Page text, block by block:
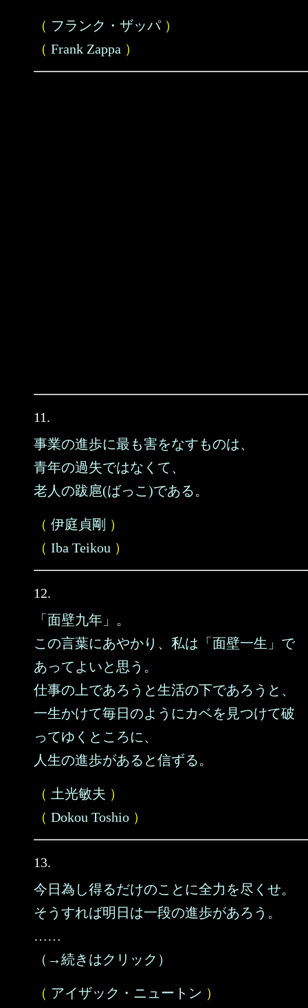
（ フランク・ザッパ）
（ Frank Zappa ）
11.
事業の進歩に最も害をなすものは、
青年の過失ではなくて、
老人の跋扈(ばっこ)である。
（ 伊庭貞剛 ）
（ Iba Teikou ）
12.
「面壁九年」。
この言葉にあやかり、私は「面壁一生」で
あってよいと思う。
仕事の上であろうと生活の下であろうと、
一生かけて毎日のようにカベを見つけて破
ってゆくところに、
人生の進歩があると信ずる。
（ 土光敏夫 ）
（ Dokou Toshio ）
13.
今日為し得るだけのことに全力を尽くせ。
そうすれば明日は一段の進歩があろう。
……
（→続きはクリック）
（ アイザック・ニュートン ）